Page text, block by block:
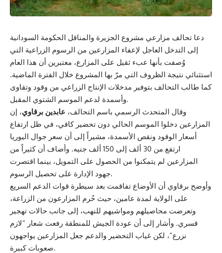
دعا تحالف مزارعي مشروع الجزيرة والمناقل الحكومة السودانية
إلى التدخل العاجل لإعفاء المزارعين من الرسوم الزراعية التي
وُصفت بأنها عبء ثقيل على المزارع، معتبرين أن هذا العام
استثنائي نتيجة الظروف التي مرّ بها المشروع خلال الفترة الماضية.
كما طالب التحالف بتوفير مدخلات الإنتاج الزراعي من وقود وتقاوى
وأسمدة لدعم الموسم الشتوي المقبل.
وقال المتحدث الرسمي باسم التحالف، عابدين برقاوي، إن
المزارعين دخلوا الموسم الحالي دون تحضير كافي، في ظل ارتفاع
أسعار الوقود ونقص الأسمدة، مشيراً إلى أن سعر جوال اليوريا
ارتفع من 30 ألف إلى 150 ألف جنيه. وأضاف أن كثيراً من
المزارعين لم يتمكنوا من الحصول على التمويل، بينما اقتصرت
جهود الإدارة على تحصيل الرسوم.
وأوضح برقاوي أن الأوضاع تفاقمت بعد سيطرة قوات الدعم السريع
على الولاية لمدة عامين، حيث حُرم المزارعون من الزراعة،
وتعرضت محاصيلهم ومواشيهم للنهب، إلى جانب حالات تهجير
قسري. وأشار إلى أن عودة الجيش للمنطقة رفعت شعار “لازم
نزرع”، لكن غياب التحضير والدعم جعل المزارعين يواجهون
صعوبات كبيرة.